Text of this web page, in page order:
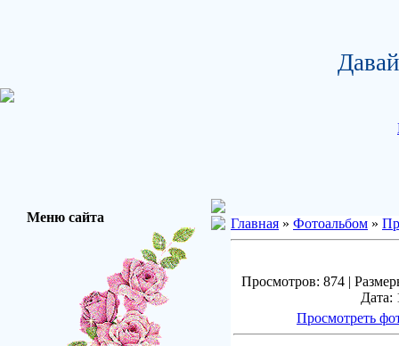
Меню сайта Главная » Фотоальбом »
Просмотров: 874 |
Дата:
Просмотреть